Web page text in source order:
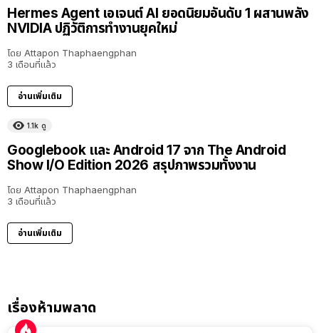
Hermes Agent เอเจนต์ AI ยอดนิยมอันดับ 1 ผสานพลัง
NVIDIA ปฏิวัติการทำงานยุคใหม่
โดย Attapon Thaphaengphan
3 เดือนที่แล้ว
อ่านเพิ่มเติม
1.1k ดู
Googlebook และ Android 17 จาก The Android
Show I/O Edition 2026 สรุปภาพรวมทั้งงาน
โดย Attapon Thaphaengphan
3 เดือนที่แล้ว
อ่านเพิ่มเติม
เรื่องห้ามพลาด